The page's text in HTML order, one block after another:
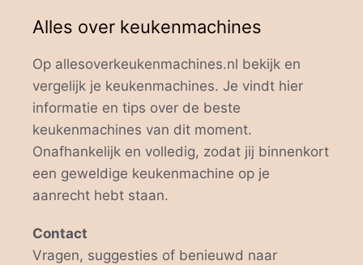
Alles over keukenmachines
Op allesoverkeukenmachines.nl bekijk en
vergelijk je keukenmachines. Je vindt hier
informatie en tips over de beste
keukenmachines van dit moment.
Onafhankelijk en volledig, zodat jij binnenkort
een geweldige keukenmachine op je
aanrecht hebt staan.
Contact
Vragen, suggesties of benieuwd naar